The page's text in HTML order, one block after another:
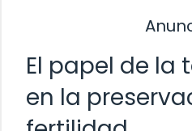
El papel de la
en la